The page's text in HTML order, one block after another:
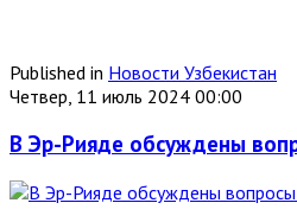
Published in Новости Узбекистан
Четвер, 11 июль 2024 00:00
В Эр-Рияде обсуждены